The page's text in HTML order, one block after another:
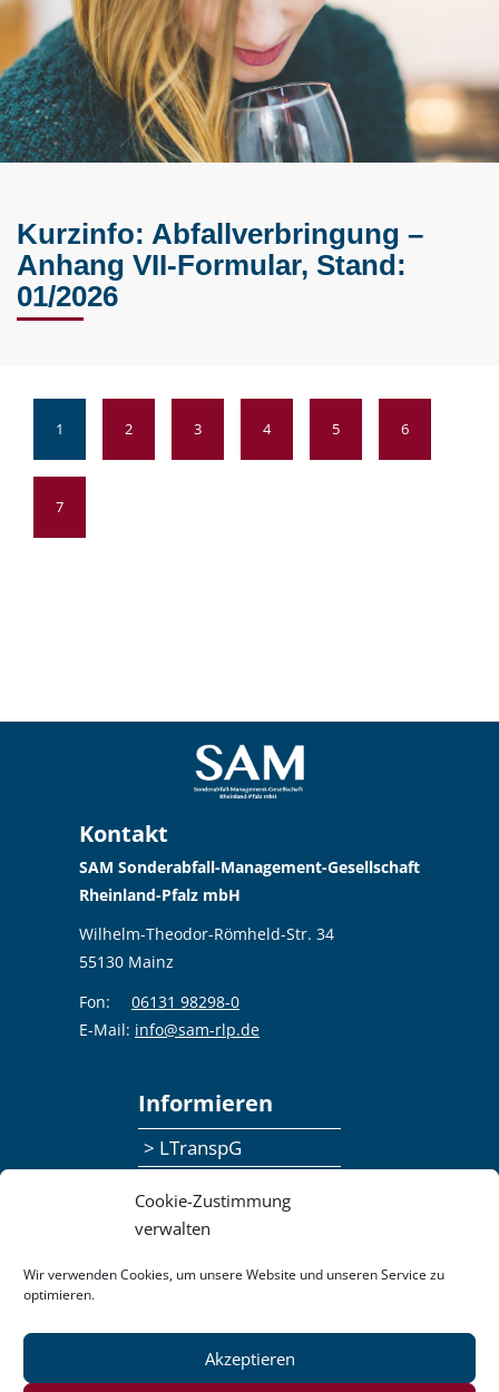
Cookie-Zustimmung
verwalten
Wir verwenden Cookies, um unsere Website und unseren Service zu
optimieren.
Akzeptieren
Kurzinfo: Abfallverbringung –
Anhang VII-Formular, Stand:
01/2026
1 2 3 4 5 6
7
Kontakt
SAM Sonderabfall-Management-Gesellschaft
Rheinland-Pfalz mbH
Wilhelm-Theodor-Römheld-Str. 34
55130 Mainz
Fon:
06131 98298-0
E-Mail: info@sam-rlp.de
Informieren
> LTranspG
> Publikationen
Datenschutzerklärung